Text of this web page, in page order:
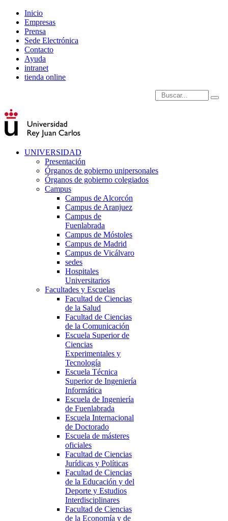
Inicio
Empresas
Prensa
Sede Electrónica
Contacto
Ayuda
intranet
tienda online
Introduce términos de
UNIVERSIDAD
Presentación
Órganos de gobierno unipersonales
Órganos de gobierno colegiados
Campus
Campus de Alcorcón
Campus de Aranjuez
Campus de
Fuenlabrada
Campus de Móstoles
Campus de Madrid
Campus de Vicálvaro
sedes
Hospitales
Universitarios
Facultades y Escuelas
Facultad de Ciencias
de la Salud
Facultad de Ciencias
de la Comunicación
Escuela Superior de
Ciencias
Experimentales y
Tecnología
Escuela Técnica
Superior de Ingeniería
Informática
Escuela de Ingeniería
de Fuenlabrada
Escuela Internacional
de Doctorado
Escuela de másteres
oficiales
Facultad de Ciencias
Jurídicas y Políticas
Facultad de Ciencias
de la Educación y del
Deporte y Estudios
Interdisciplinares
Facultad de Ciencias
de la Economía y de